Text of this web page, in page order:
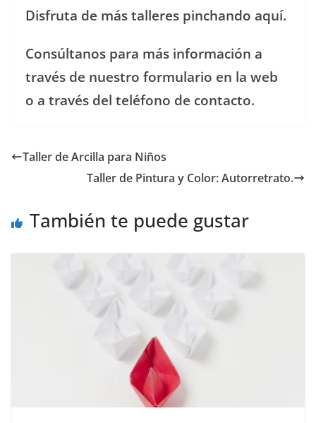
Disfruta de más talleres pinchando aquí.
Consúltanos para más información a
través de nuestro formulario en la web
o a través del teléfono de contacto.
Taller de Arcilla para Niños
Taller de Pintura y Color: Autorretrato.
También te puede gustar